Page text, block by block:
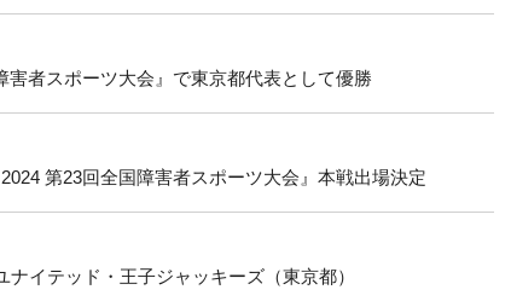
害者スポーツ大会』で東京都代表として優勝
第23回全国障害者スポーツ大会』本戦出場決定
イテッド・王子ジャッキーズ（東京都）